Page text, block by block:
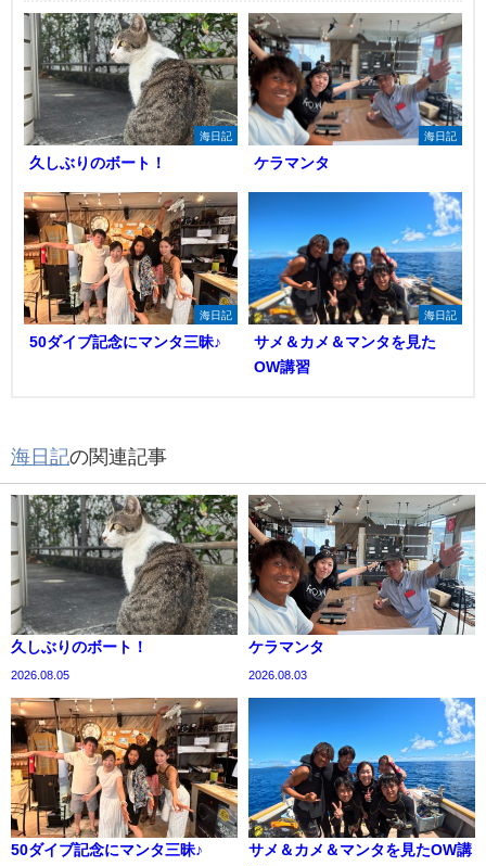
海日記
久しぶりのボート！
海日記
ケラマンタ
海日記
50ダイブ記念にマンタ三昧♪
海日記
サメ＆カメ＆マンタを見た
OW講習
海日記の関連記事
久しぶりのボート！
2026.08.05
ケラマンタ
2026.08.03
50ダイブ記念にマンタ三昧♪
サメ＆カメ＆マンタを見たOW講